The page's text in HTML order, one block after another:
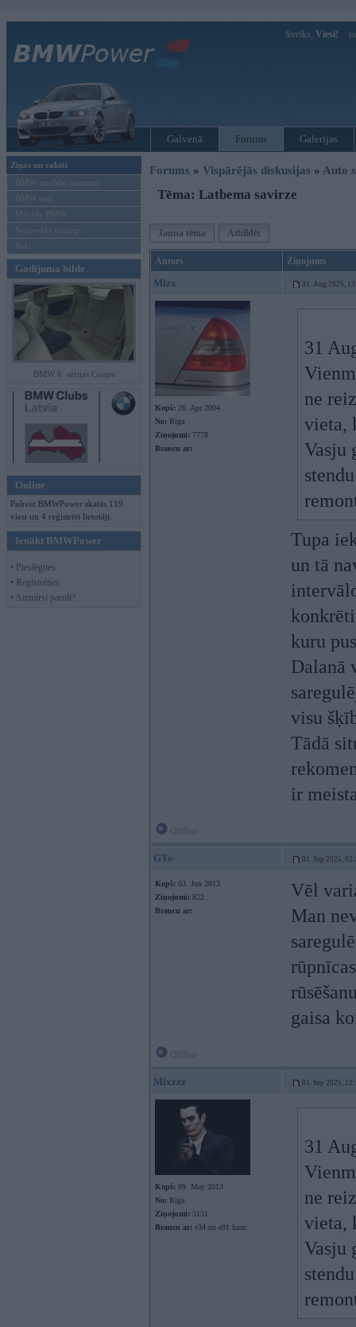
Sveiks, Viesi!
Galvenā Forums Galerijas
Ziņas un raksti
BMW modeļu jaunumi
BMW testi
Mēneša BMW
Sērijveida tūnings
Vel...
Gadījuma bilde
BMW 6. sērijas Coupe
Online
Pašreiz BMWPower skatās 119
viesi un 4 reģistrēti lietotāji.
Ienākt BMWPower
• Pieslēgties
• Reģistrēties
• Aizmirsi paroli?
Forums » Vispārējās diskusijas » Auto
Tēma: Latbema savirze
Jauna tēma Atbildēt
Autors Ziņojums
Mizx 31. Aug 2025,
Kopš: 26. Apr 2004
No: Rīga
Ziņojumi: 7778
Braucu ar:
31
ne
vieta,
Vasju
Tupa
un tā
kuru
Dalanā
visu
Tādā
ir
GTs- 01. Sep 2025,
Kopš: 03. Jun 2013
Ziņojumi: 822
Braucu ar:
Vēl
Man
gaisa
Mixzzz 01. Sep 2025,
Kopš: 09. May 2013
No: Rīga
Ziņojumi: 3131
Braucu ar: e34 un e91 kuuc
31
ne
vieta,
Vasju